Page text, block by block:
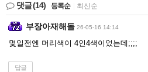
댓글(14) 등록순 최신순
부장아재해돌 26-05-16 14:14
몇일전엔 머리색이 4인4색이었는데;;;;
답글